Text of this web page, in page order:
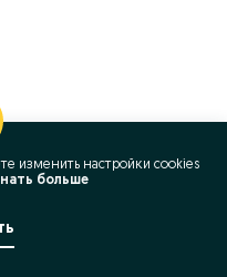
изменить настройки cookies
больше